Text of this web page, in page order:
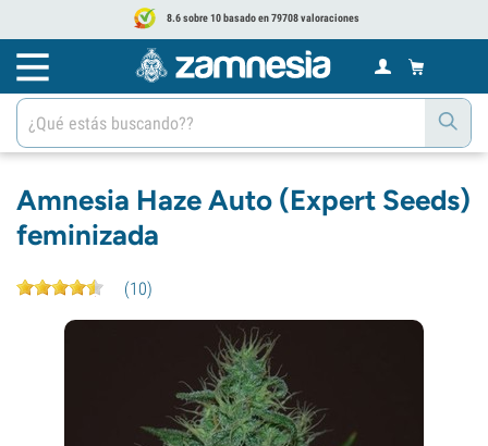
8.6 sobre 10 basado en 79708 valoraciones
Amnesia Haze Auto (Expert Seeds)
feminizada
(10)